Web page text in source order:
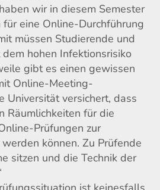
aben wir in diesem Semester
für eine Online-Durchführung
müssen Studierende und
dem hohen Infektionsrisiko
gibt es einen gewissen
Online-Meeting-
Universität versichert, dass
n Räumlichkeiten für die
Prüfungen zur
werden können. Zu Prüfende
sitzen und die Technik der